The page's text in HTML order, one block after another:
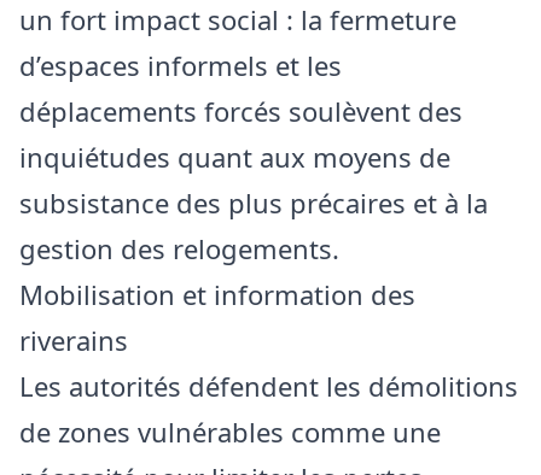
un fort impact social : la fermeture
d’espaces informels et les
déplacements forcés soulèvent des
inquiétudes quant aux moyens de
subsistance des plus précaires et à la
gestion des relogements.
Mobilisation et information des
riverains
Les autorités défendent les démolitions
de zones vulnérables comme une